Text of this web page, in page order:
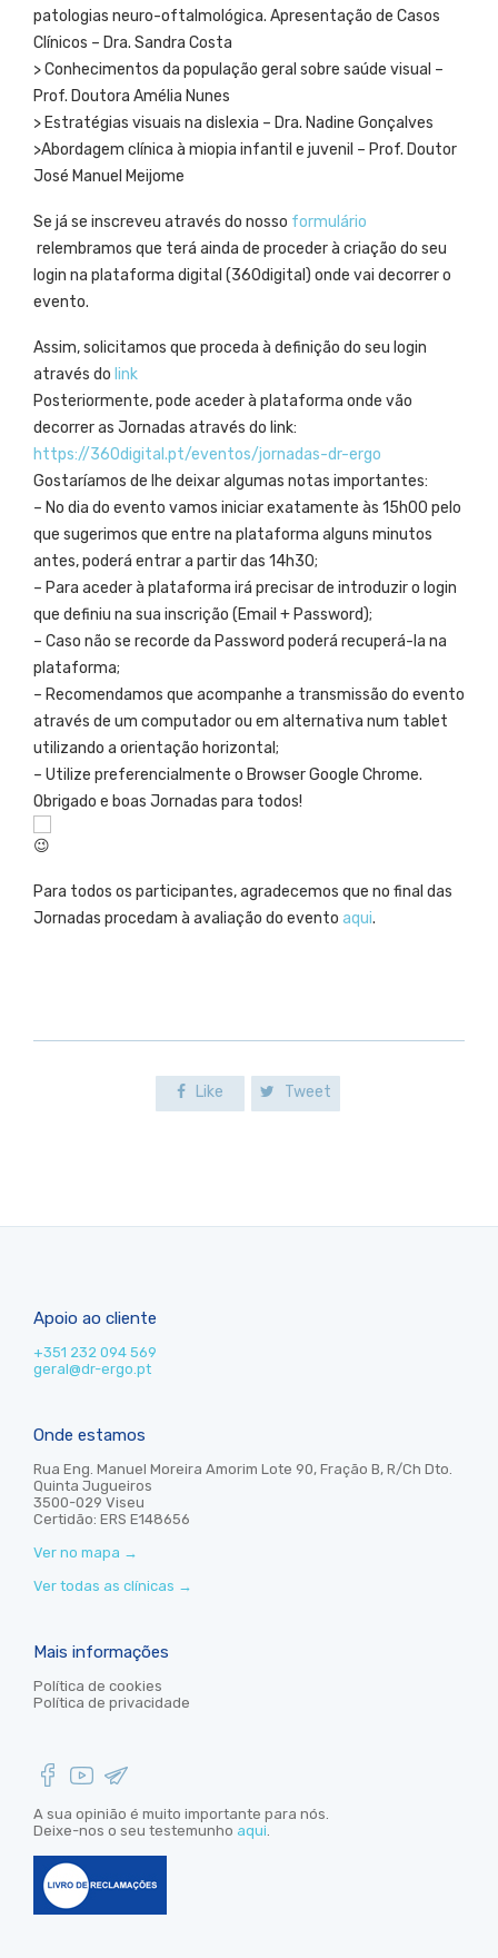
patologias neuro-oftalmológica. Apresentação de Casos
Clínicos – Dra. Sandra Costa
> Conhecimentos da população geral sobre saúde visual –
Prof. Doutora Amélia Nunes
> Estratégias visuais na dislexia – Dra. Nadine Gonçalves
>Abordagem clínica à miopia infantil e juvenil – Prof. Doutor
José Manuel Meijome
Se já se inscreveu através do nosso formulário
relembramos que terá ainda de proceder à criação do seu
login na plataforma digital (360digital) onde vai decorrer o
evento.
Assim, solicitamos que proceda à definição do seu login
através do link
Posteriormente, pode aceder à plataforma onde vão
decorrer as Jornadas através do link:
https://360digital.pt/eventos/jornadas-dr-ergo
Gostaríamos de lhe deixar algumas notas importantes:
– No dia do evento vamos iniciar exatamente às 15h00 pelo
que sugerimos que entre na plataforma alguns minutos
antes, poderá entrar a partir das 14h30;
– Para aceder à plataforma irá precisar de introduzir o login
que definiu na sua inscrição (Email + Password);
– Caso não se recorde da Password poderá recuperá-la na
plataforma;
– Recomendamos que acompanhe a transmissão do evento
através de um computador ou em alternativa num tablet
utilizando a orientação horizontal;
– Utilize preferencialmente o Browser Google Chrome.
Obrigado e boas Jornadas para todos!
Para todos os participantes, agradecemos que no final das
Jornadas procedam à avaliação do evento aqui.
Like Tweet
Apoio ao cliente
+351 232 094 569
geral@dr-ergo.pt
Onde estamos
Rua Eng. Manuel Moreira Amorim Lote 90, Fração B, R/Ch Dto.
Quinta Jugueiros
3500-029 Viseu
Certidão: ERS E148656
Ver no mapa →
Ver todas as clínicas →
Mais informações
Política de cookies
Política de privacidade
A sua opinião é muito importante para nós.
Deixe-nos o seu testemunho aqui